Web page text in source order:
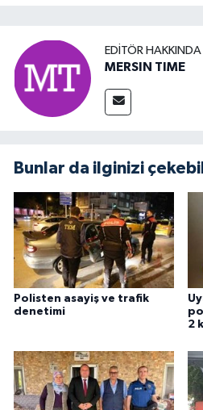
EDITÖR HAKKINDA
MERSIN TIME
Bunlar da ilginizi
Polisten asayiş ve trafik
denetimi
2